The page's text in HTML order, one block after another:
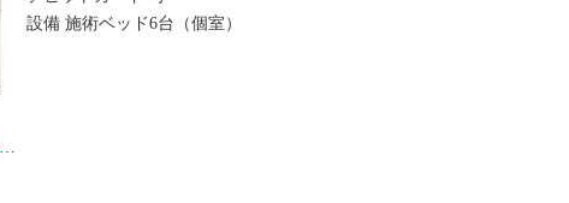
設備 施術ベッド6台（個室）